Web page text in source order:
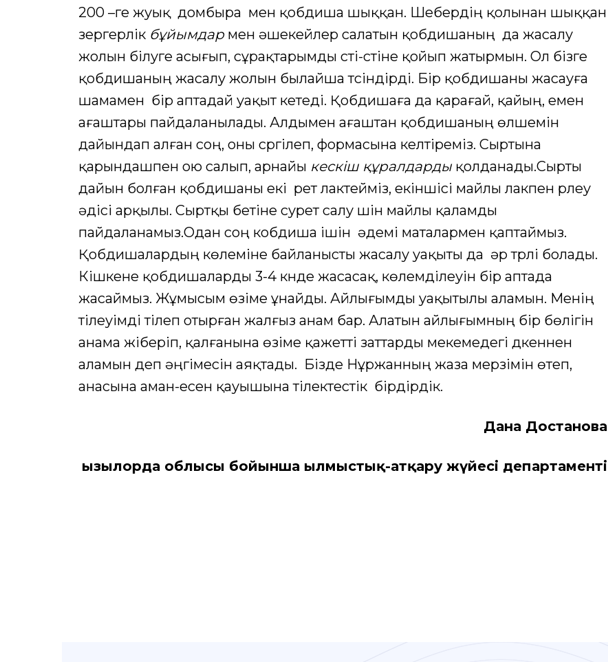
200 –ге жуық домбыра мен қобдиша шыққан. Шебердің қолынан шыққан
зергерлік бұйымдармен әшекейлер салатын қобдишаның да жасалу
жолын білуге асығып, сұрақтарымды үсті-үстіне қойып жатырмын. Ол бізге
қобдишаның жасалу жолын былайша түсіндірді. Бір қобдишаны жасауға
шамамен бір аптадай уақыт кетеді. Қобдишаға да қарағай, қайың, емен
ағаштары пайдаланылады. Алдымен ағаштан қобдишаның өлшемін
дайындап алған соң, оны сүргілеп, формасына келтіреміз. Сыртына
қарындашпен ою салып, арнайы кескіш құралдардықолданады.Сырты
дайын болған қобдишаны екі рет лактейміз, екіншісі майлы лакпен үрлеу
әдісі арқылы. Сыртқы бетіне сурет салу үшін майлы қаламды
пайдаланамыз.Одан соң кобдиша ішін әдемі маталармен қаптаймыз.
Қобдишалардың көлеміне байланысты жасалу уақыты да әр түрлі болады.
Кішкене қобдишаларды 3-4 күнде жасасақ, көлемділеуін бір аптада
жасаймыз. Жұмысым өзіме ұнайды. Айлығымды уақытылы аламын. Менің
тілеуімді тілеп отырған жалғыз анам бар. Алатын айлығымның бір бөлігін
анама жіберіп, қалғанына өзіме қажетті заттарды мекемедегі дүкеннен
аламын деп әңгімесін аяқтады. Бізде Нұржанның жаза мерзімін өтеп,
анасына аман-есен қауышына тілектестік бірдірдік.
Дана Достанова
Қызылорда облысы бойынша Қылмыстық-атқару жүйесі департаменті